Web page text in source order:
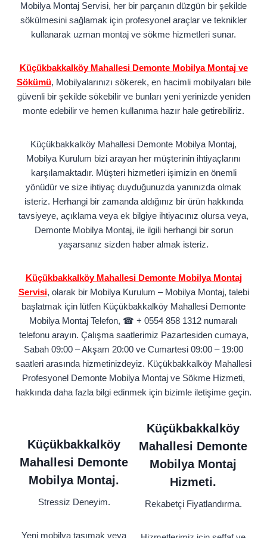
Mobilya Montaj Servisi, her bir parçanın düzgün bir şekilde
sökülmesini sağlamak için profesyonel araçlar ve teknikler
kullanarak uzman montaj ve sökme hizmetleri sunar.
Küçükbakkalköy Mahallesi Demonte Mobilya Montaj ve
Sökümü, Mobilyalarınızı sökerek, en hacimli mobilyaları bile
güvenli bir şekilde sökebilir ve bunları yeni yerinizde yeniden
monte edebilir ve hemen kullanıma hazır hale getirebiliriz.
Küçükbakkalköy Mahallesi Demonte Mobilya Montaj,
Mobilya Kurulum bizi arayan her müşterinin ihtiyaçlarını
karşılamaktadır. Müşteri hizmetleri işimizin en önemli
yönüdür ve size ihtiyaç duyduğunuzda yanınızda olmak
isteriz. Herhangi bir zamanda aldığınız bir ürün hakkında
tavsiyeye, açıklama veya ek bilgiye ihtiyacınız olursa veya,
Demonte Mobilya Montaj, ile ilgili herhangi bir sorun
yaşarsanız sizden haber almak isteriz.
Küçükbakkalköy Mahallesi Demonte Mobilya Montaj
Servisi, olarak bir Mobilya Kurulum – Mobilya Montaj, talebi
başlatmak için lütfen Küçükbakkalköy Mahallesi Demonte
Mobilya Montaj Telefon, ☎ + 0554 858 1312 numaralı
telefonu arayın. Çalışma saatlerimiz Pazartesiden cumaya,
Sabah 09:00 – Akşam 20:00 ve Cumartesi 09:00 – 19:00
saatleri arasında hizmetinizdeyiz. Küçükbakkalköy Mahallesi
Profesyonel Demonte Mobilya Montaj ve Sökme Hizmeti,
hakkında daha fazla bilgi edinmek için bizimle iletişime geçin.
Küçükbakkalköy
Mahallesi Demonte
Mobilya Montaj.
Stressiz Deneyim.
Yeni mobilya taşımak veya
Küçükbakkalköy
Mahallesi Demonte
Mobilya Montaj
Hizmeti.
Rekabetçi Fiyatlandırma.